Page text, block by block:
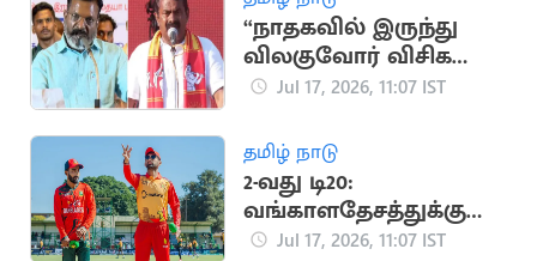
“நாதகவில் இருந்து
விலகுவோர் விசிக
வருவதில்லை”..
Jul 17, 2026, 11:07 IST
தமிழ் நாடு
2-வது டி20:
வங்காளதேசத்துக்கு
எதிராக ஜிம்பாப்வே
Jul 17, 2026, 11:07 IST